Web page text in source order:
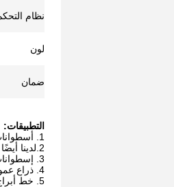
نظام
لون
ضمان
التطبيقات:
1. أسطوانات تدوير خزان اللحام تستخدم على نطاق واسع لدعم الخزان للدوران ولجعل اللحام المريح مناسبًا.
2.لدينا أيضًا أسطوانات اللحام ذات النموذج المتحرك للعديد من اللحام التناكبي للأنبوب الفردي معًا.
3. إسطوانات تدوير الخزان الهيدروليكية الملائمة ، والمدورة المضادة للزحف وبكرات السفع بالرمل كلها متوفرة.
4. ذراع عمود اللحام المستخدم مع محور دوار اللحام لحام التماس الخزان ذي القطر الكبير.
5. خط أبراج الرياح ، الأنابيب البحرية ، خزان المبادل الحراري وأوعية الضغط إلخ. السوق.